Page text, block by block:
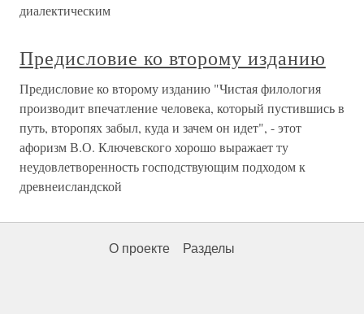
диалектическим
Предисловие ко второму изданию
Предисловие ко второму изданию "Чистая филология
производит впечатление человека, который пустившись в
путь, второпях забыл, куда и зачем он идет", - этот
афоризм В.О. Ключевского хорошо выражает ту
неудовлетворенность господствующим подходом к
древнеисландской
О проекте Разделы